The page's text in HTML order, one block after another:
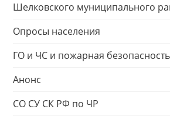
Шелковского муниципального
Опросы населения
ГО и ЧС и пожарная безопасность
Анонс
СО СУ СК РФ по ЧР